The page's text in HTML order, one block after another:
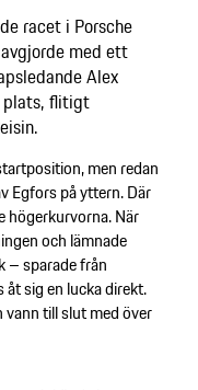
racet i Porsche
med ett
Alex
plats, flitigt
men redan
Egfors på yttern. Där
högerkurvorna. När
och lämnade
– sparade från
sig en lucka direkt.
vann till slut med över